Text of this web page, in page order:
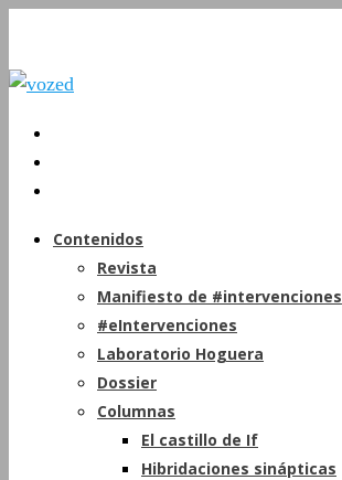
Contenidos
Revista
Manifiesto de #intervenciones
#eIntervenciones
Laboratorio Hoguera
Dossier
Columnas
El castillo de If
Hibridaciones sinápticas